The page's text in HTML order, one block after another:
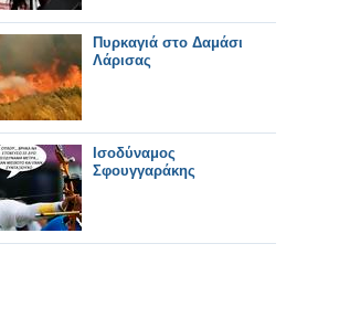
Πυρκαγιά στο Δαμάσι
Λάρισας
Ισοδύναμος
Σφουγγαράκης